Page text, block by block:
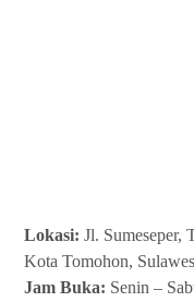
Lokasi: Jl. Sumeseper,
Kota Tomohon,
Jam Buka: Senin –